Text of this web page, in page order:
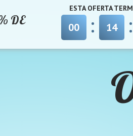
DE
ESTA OFERTA
00 14